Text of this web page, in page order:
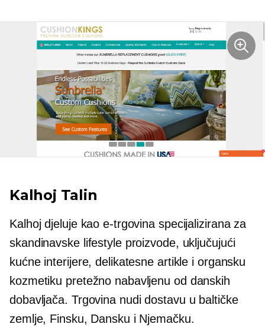
Kalhoj Talin
Kalhoj djeluje kao e-trgovina specijalizirana za
skandinavske lifestyle proizvode, uključujući
kućne interijere, delikatesne artikle i organsku
kozmetiku pretežno nabavljenu od danskih
dobavljača. Trgovina nudi dostavu u baltičke
zemlje, Finsku, Dansku i Njemačku.